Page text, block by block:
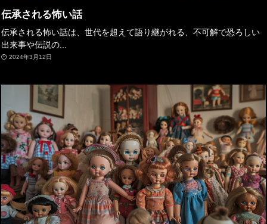
伝承される怖い話
伝承される怖い話は、世代を超えて語り継がれる、不可解で恐ろしい
出来事や伝説の...
2024年3月12日